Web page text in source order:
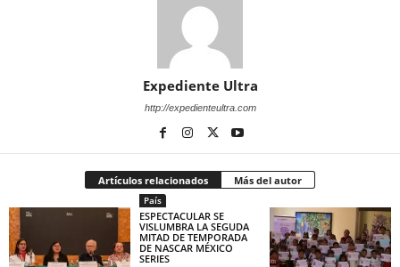
Expediente Ultra
http://expedienteultra.com
Artículos relacionados Más del autor
País
ESPECTACULAR SE
VISLUMBRA LA SEGUDA
MITAD DE TEMPORADA
DE NASCAR MÉXICO
SERIES